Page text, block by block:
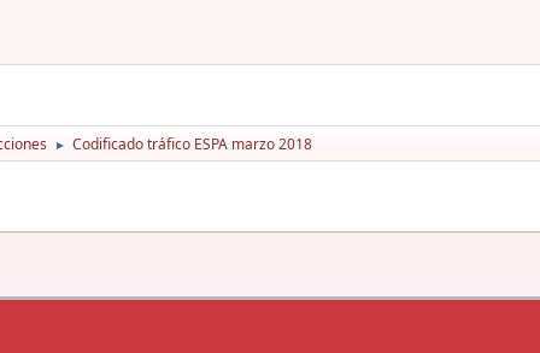
► Codificado tráfico ESPA marzo 2018